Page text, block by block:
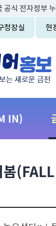
공식 전자정부
청장실 현
IN)
봄